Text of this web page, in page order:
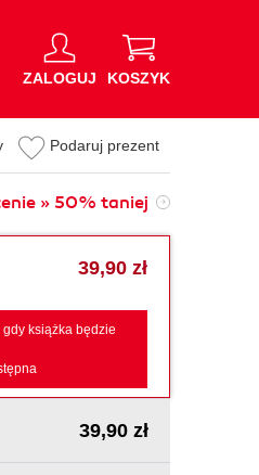
ZALOGUJ KOSZYK
Podaruj prezent
» 50% taniej
39,90 zł
książka będzie
39,90 zł